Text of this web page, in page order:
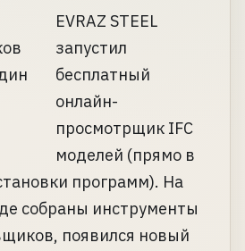
EVRAZ STEEL
запустил
бесплатный
онлайн-
просмотрщик IFC
моделей (прямо в
программ). На
собраны инструменты
появился новый